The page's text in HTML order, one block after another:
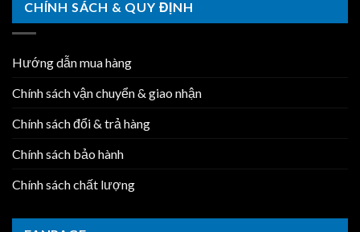
CHÍNH SÁCH & QUY ĐỊNH
Hướng dẫn mua hàng
Chính sách vận chuyển & giao nhận
Chính sách đổi & trả hàng
Chính sách bảo hành
Chính sách chất lượng